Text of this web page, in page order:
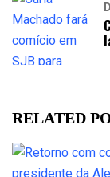
RELATED